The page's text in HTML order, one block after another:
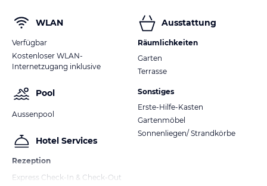
WLAN
Verfügbar
Kostenloser WLAN-
Internetzugang inklusive
Pool
Aussenpool
Hotel Services
Rezeption
Express Check-In & Check-Out
Ausstattung
Räumlichkeiten
Garten
Terrasse
Sonstiges
Erste-Hilfe-Kasten
Gartenmöbel
Sonnenliegen/ Strandkörbe